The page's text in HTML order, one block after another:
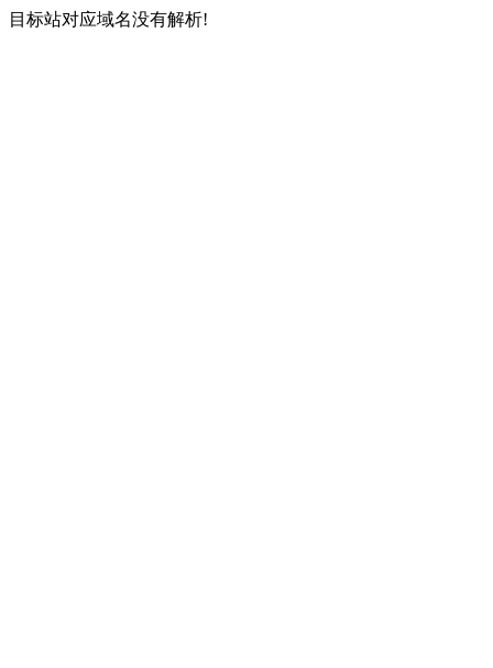
目标站对应域名没有解析!